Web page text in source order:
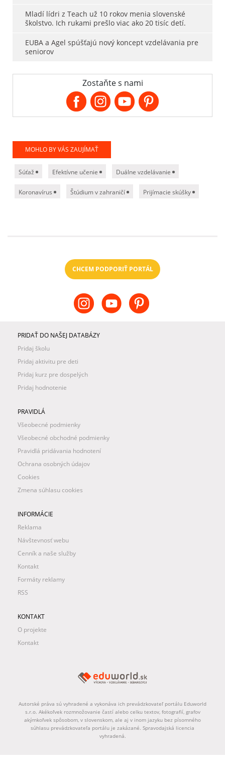
Mladí lídri z Teach už 10 rokov menia slovenské
školstvo. Ich rukami prešlo viac ako 20 tisíc detí.
EUBA a Agel spúšťajú nový koncept vzdelávania pre
seniorov
Zostaňte s nami
MOHLO BY VÁS ZAUJÍMAŤ
Súťaž Efektívne učenie Duálne vzdelávanie
Koronavírus Štúdium v zahraničí Prijímacie skúšky
CHCEM PODPORIŤ PORTÁL
PRIDAŤ DO NAŠEJ DATABÁZY
Pridaj školu
Pridaj aktivitu pre deti
Pridaj kurz pre dospelých
Pridaj hodnotenie
PRAVIDLÁ
Všeobecné podmienky
Všeobecné obchodné podmienky
Pravidlá pridávania hodnotení
Ochrana osobných údajov
Cookies
Zmena súhlasu cookies
INFORMÁCIE
Reklama
Návštevnosť webu
Cenník a naše služby
Kontakt
Formáty reklamy
RSS
KONTAKT
O projekte
Kontakt
Autorské práva sú vyhradené a vykonáva ich prevádzkovateľ portálu Eduworld
s.r.o. Akékoľvek rozmnožovanie častí alebo celku textov, fotografií, grafov
akýmkoľvek spôsobom, v slovenskom, ale aj v inom jazyku bez písomného
súhlasu prevádzkovateľa portálu je zakázané. Spravodajská licencia
vyhradená.